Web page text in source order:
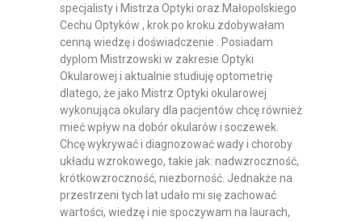
specjalisty i Mistrza Optyki oraz Małopolskiego
Cechu Optyków , krok po kroku zdobywałam
cenną wiedzę i doświadczenie . Posiadam
dyplom Mistrzowski w zakresie Optyki
Okularowej i aktualnie studiuję optometrię
dlatego, że jako Mistrz Optyki okularowej
wykonująca okulary dla pacjentów chcę również
mieć wpływ na dobór okularów i soczewek.
Chcę wykrywać i diagnozować wady i choroby
układu wzrokowego, takie jak: nadwzroczność,
krótkowzroczność, niezborność. Jednakże na
przestrzeni tych lat udało mi się zachować
wartości, wiedzę i nie spoczywam na laurach,